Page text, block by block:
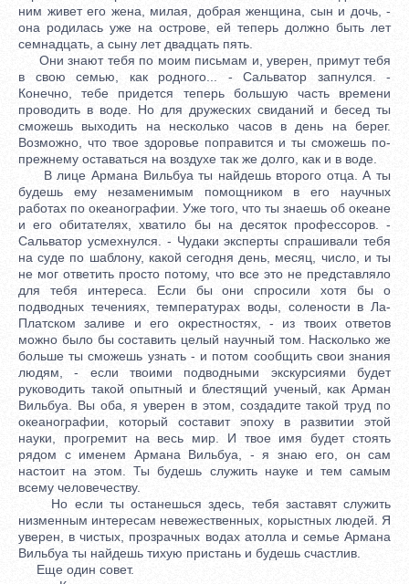
ним живет его жена, милая, добрая женщина, сын и дочь, -
она родилась уже на острове, ей теперь должно быть лет
семнадцать, а сыну лет двадцать пять.
Они знают тебя по моим письмам и, уверен, примут тебя
в свою семью, как родного... - Сальватор запнулся. -
Конечно, тебе придется теперь большую часть времени
проводить в воде. Но для дружеских свиданий и бесед ты
сможешь выходить на несколько часов в день на берег.
Возможно, что твое здоровье поправится и ты сможешь по-
прежнему оставаться на воздухе так же долго, как и в воде.
В лице Армана Вильбуа ты найдешь второго отца. А ты
будешь ему незаменимым помощником в его научных
работах по океанографии. Уже того, что ты знаешь об океане
и его обитателях, хватило бы на десяток профессоров. -
Сальватор усмехнулся. - Чудаки эксперты спрашивали тебя
на суде по шаблону, какой сегодня день, месяц, число, и ты
не мог ответить просто потому, что все это не представляло
для тебя интереса. Если бы они спросили хотя бы о
подводных течениях, температурах воды, солености в Ла-
Платском заливе и его окрестностях, - из твоих ответов
можно было бы составить целый научный том. Насколько же
больше ты сможешь узнать - и потом сообщить свои знания
людям, - если твоими подводными экскурсиями будет
руководить такой опытный и блестящий ученый, как Арман
Вильбуа. Вы оба, я уверен в этом, создадите такой труд по
океанографии, который составит эпоху в развитии этой
науки, прогремит на весь мир. И твое имя будет стоять
рядом с именем Армана Вильбуа, - я знаю его, он сам
настоит на этом. Ты будешь служить науке и тем самым
всему человечеству.
Но если ты останешься здесь, тебя заставят служить
низменным интересам невежественных, корыстных людей. Я
уверен, в чистых, прозрачных водах атолла и семье Армана
Вильбуа ты найдешь тихую пристань и будешь счастлив.
Еще один совет.